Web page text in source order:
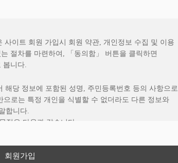
는 뜻”을 명확히 통지하였음에도 불구하고, 거부의
의 이용약관 및 정책을 둘 수 있으며, 해당 내용이 이
우선하여 적용합니다.
규정되어 있을 경우에는 그 규정에 따릅니다.
기, 전기통신설비 등 포함 각종 유무선 장치와 같이
있는 뉴바디 관련 제반 서비스를 의미합니다.
사가 제공하는 서비스를 이용하는 모든 사용자를
회원이 정한 문자 또는 숫자의 조합을 의미합니다.
사이트 회원 가입시 회원 약관, 개인정보 수집 및 이용
절차를 마련하여, 「동의함」 버튼을 클릭하면
봅니다.
해당 정보에 포함된 성명, 주민등록번호 등의 사항으로
로는 특정 개인을 식별할 수 없더라도 다른 정보와
합니다.
적은 다음과 같습니다.
번호